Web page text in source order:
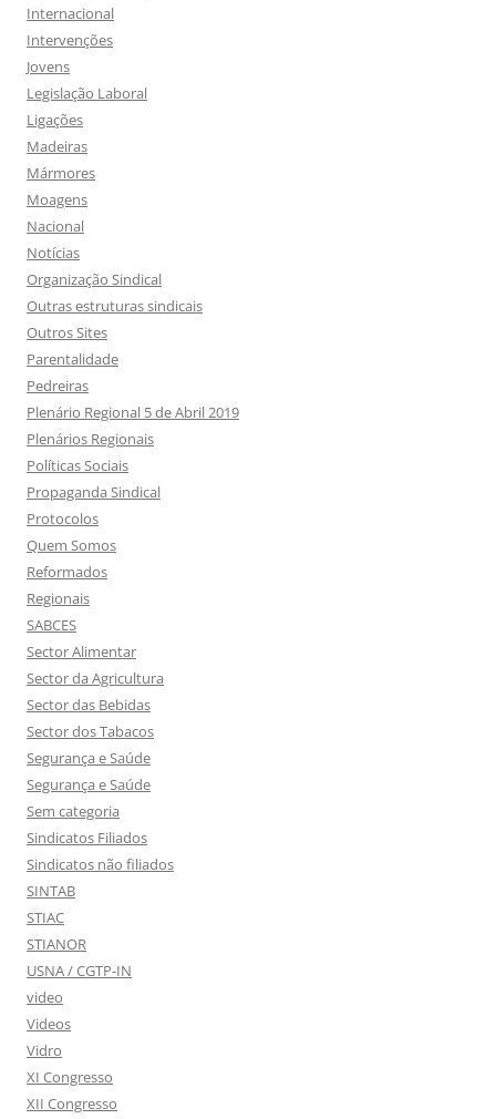
Internacional
Intervenções
Jovens
Legislação Laboral
Ligações
Madeiras
Mármores
Moagens
Nacional
Notícias
Organização Sindical
Outras estruturas sindicais
Outros Sites
Parentalidade
Pedreiras
Plenário Regional 5 de Abril 2019
Plenários Regionais
Políticas Sociais
Propaganda Sindical
Protocolos
Quem Somos
Reformados
Regionais
SABCES
Sector Alimentar
Sector da Agricultura
Sector das Bebidas
Sector dos Tabacos
Segurança e Saúde
Segurança e Saúde
Sem categoria
Sindicatos Filiados
Sindicatos não filiados
SINTAB
STIAC
STIANOR
USNA / CGTP-IN
video
Videos
Vidro
XI Congresso
XII Congresso